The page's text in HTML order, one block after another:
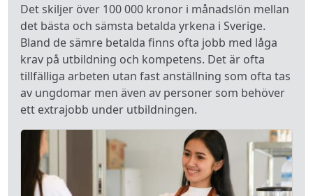
Det skiljer över 100 000 kronor i månadslön mellan
det bästa och sämsta betalda yrkena i Sverige.
Bland de sämre betalda finns ofta jobb med låga
krav på utbildning och kompetens. Det är ofta
tillfälliga arbeten utan fast anställning som ofta tas
av ungdomar men även av personer som behöver
ett extrajobb under utbildningen.